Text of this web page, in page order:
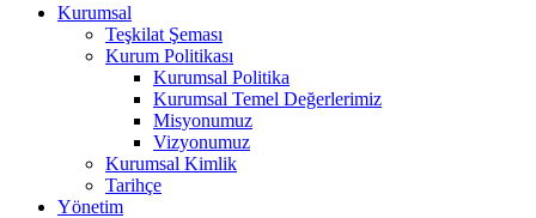
Kurumsal
Teşkilat Şeması
Kurum Politikası
Kurumsal Politika
Kurumsal Temel Değerlerimiz
Misyonumuz
Vizyonumuz
Kurumsal Kimlik
Tarihçe
Yönetim